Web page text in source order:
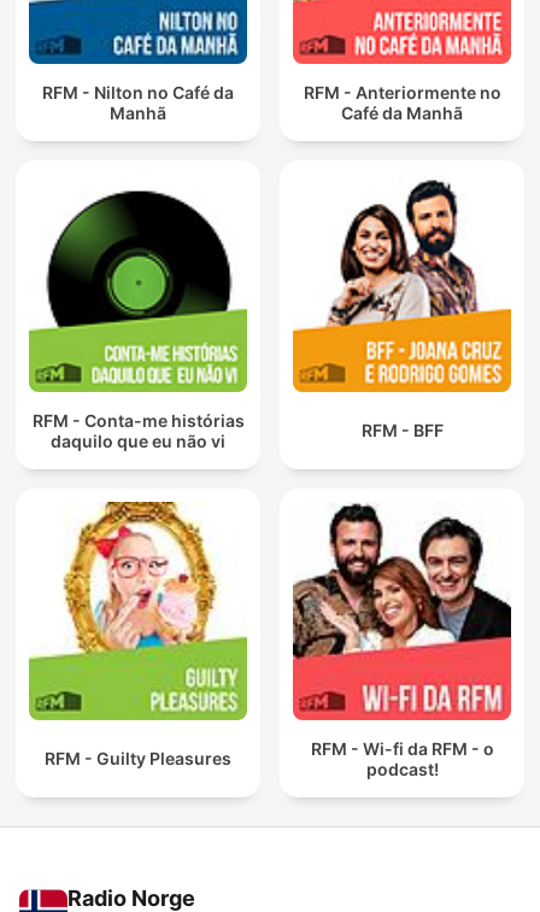
RFM - Nilton no Café da
Manhã
RFM - Anteriormente no
Café da Manhã
RFM - Conta-me histórias
daquilo que eu não vi
RFM - BFF
RFM - Guilty Pleasures
RFM - Wi-fi da RFM - o
podcast!
Radio Norge